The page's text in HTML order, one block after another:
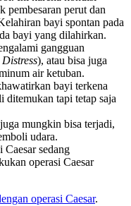
pembesaran perut dan
bayi spontan pada
bayi yang dilahirkan.
gangguan
), atau bisa juga
air ketuban.
bayi terkena
ditemukan tapi tetap saja
mungkin bisa terjadi,
udara.
Caesar sedang
operasi Caesar
operasi Caesar.